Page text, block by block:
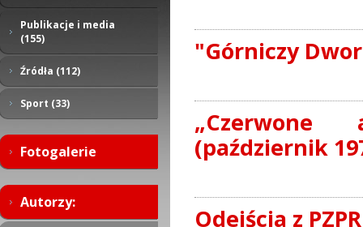
Publikacje i media
(155)
Źródła (112)
Sport (33)
Fotogalerie
Autorzy:
"Górniczy
„Czerwone
(październik
Odejścia z